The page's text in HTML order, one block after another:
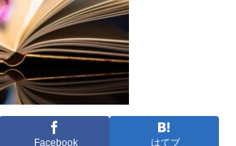
Facebook はてブ